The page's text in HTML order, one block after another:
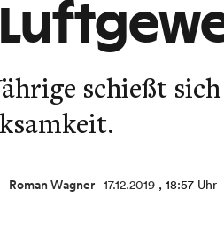
schießt
Roman Wagner 17.12.2019 , 18:57 Uhr